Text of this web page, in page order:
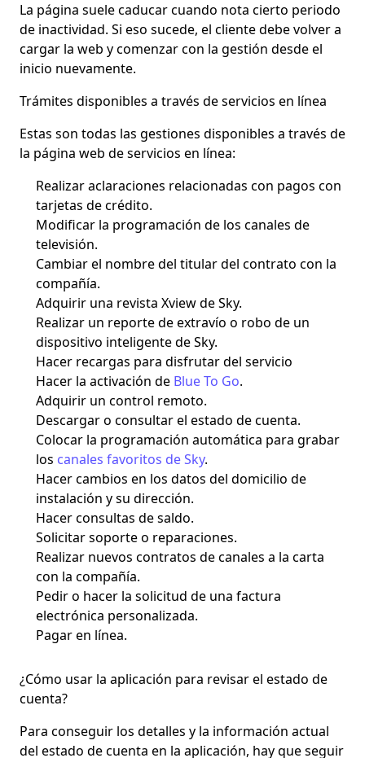
La página suele caducar cuando nota cierto periodo
de inactividad. Si eso sucede, el cliente debevolver a
cargar la web y comenzar con la gestión desde el
inicio nuevamente.
Trámites disponibles a través de servicios en línea
Estas son todas las gestiones disponibles a través de
la página web de servicios en línea:
Realizar aclaraciones relacionadas con pagos con
tarjetas de crédito.
Modificar la programación de los canales de
televisión.
Cambiar el nombre del titular del contrato con la
compañía.
Adquirir una revista Xview de Sky.
Realizar un reporte de extravío o robo de un
dispositivo inteligente de Sky.
Hacer recargas para disfrutar del servicio
Hacer la activación de Blue To Go.
Adquirir un control remoto.
Descargar o consultar el estado de cuenta.
Colocar la programación automática para grabar
los canales favoritos de Sky.
Hacer cambios en los datos del domicilio de
instalación y su dirección.
Hacer consultas de saldo.
Solicitar soporte o reparaciones.
Realizar nuevos contratos de canales a la carta
con la compañía.
Pedir o hacer la solicitud de una factura
electrónica personalizada.
Pagar en línea.
¿Cómo usar la aplicación para revisar el estado de
cuenta?
Para conseguir los detalles y la información actual
del estado de cuenta en la aplicación, hay que seguir